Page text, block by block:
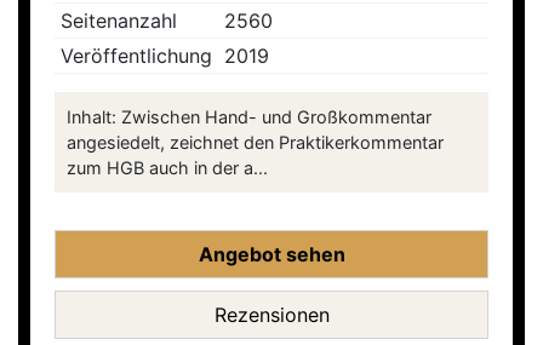
Seitenanzahl
2560
Veröffentlichung 2019
Inhalt: Zwischen Hand- und Großkommentar
angesiedelt, zeichnet den Praktikerkommentar
zum HGB auch in der a...
Angebot sehen
Rezensionen